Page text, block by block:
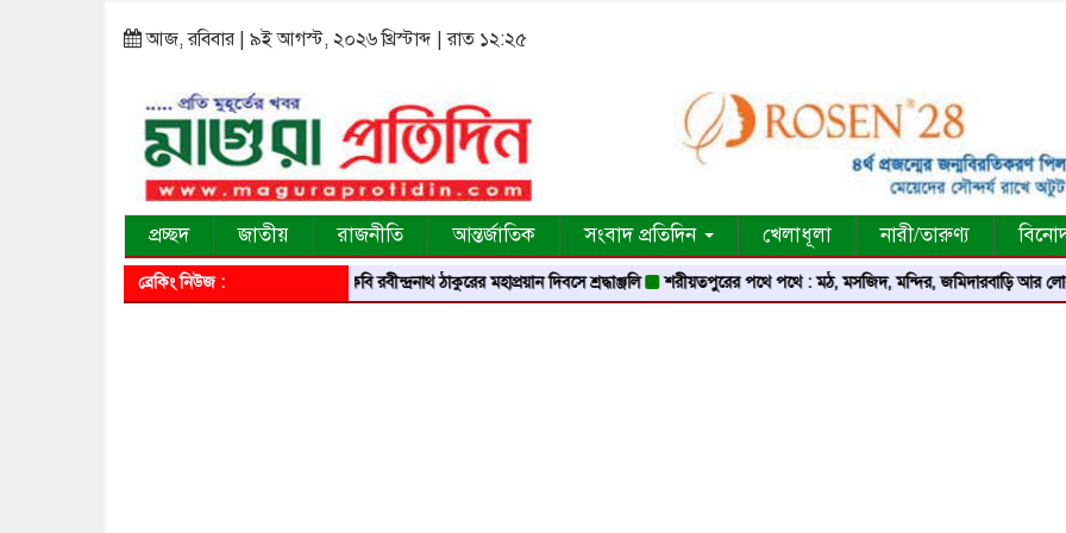
আজ, রবিবার | ৯ই আগস্ট, ২০২৬ খ্রিস্টাব্দ | রাত ১২:২৫
প্রচ্ছদ জাতীয় রাজনীতি আন্তর্জাতিক সংবাদ প্রতিদিন খেলাধূলা নারী/তারুণ্য
ব্রেকিং নিউজ : বিশ্বকবি রবীন্দ্রনাথ ঠাকুরের মহাপ্রয়ান দিবসে শ্রদ্ধাঞ্জলি শরীয়তপুরের পথে পথে : মঠ, মসজিদ, মন্দির, জমিদারবাড়ি আর লোককথার এক